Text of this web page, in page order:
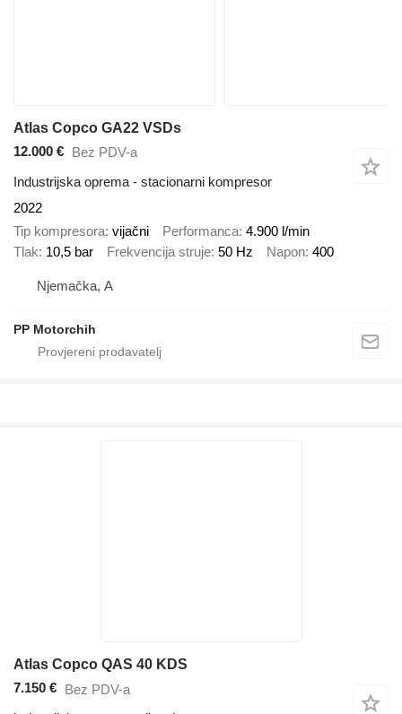
Atlas Copco GA22 VSDs
12.000 € Bez PDV-a
Industrijska oprema - stacionarni kompresor
2022
Tip kompresora vijačni Performanca 4.900 l/min
Tlak 10,5 bar Frekvencija struje 50 Hz Napon 400
Njemačka, A
PP Motorchih
Atlas Copco QAS 40 KDS
7.150 € Bez PDV-a